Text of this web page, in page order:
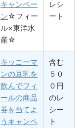
キャンペー
ン☆フィー
ル×東洋水
産☆
レシ
ート
キッコーマ
ンの豆乳を
飲んでフィ
ールの商品
券を当てよ
うキャンペ
含む
５０
０円
のレ
シー
ト